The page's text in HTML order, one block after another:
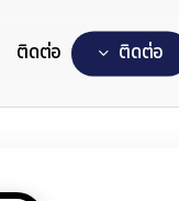
ติดต่อ ตดตอ